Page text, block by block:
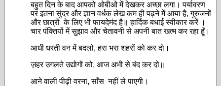
बहुत दिन के बाद आपको ओबीओ में देखकर अच्छा लगा। पर्यावरण
पर इतना सुंदर और ज्ञान वर्धक लेख कम ही पढ़ने में आया है, गुरुजनों
और छात्रों के लिए भी फायदेमंद है॥ हार्दिक बधाई स्वीकार करें ।
चार पंक्तियों में सुझाव और चेतावनी से अपनी बात खत्म कर रहा हूँ।
आधी धरती वन में बदलो, हरा भरा शहरों को कर दो।
ज़हर उगलते उद्योगों को, आज अभी से बंद कर दो॥
आने वाली पीढ़ी वरना, साँस नहीं ले पाएगी।